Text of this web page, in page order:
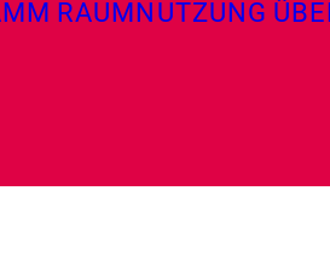
RAUMNUTZUNG